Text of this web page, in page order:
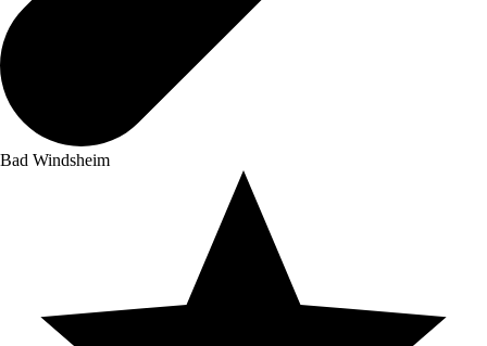
Bad Windsheim